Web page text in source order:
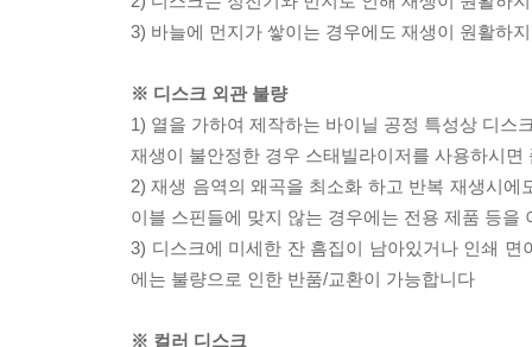
3) 바늘에 먼지가 쌓이는 경우에도 재생이 원활하
※ 디스크 외관 불량
1) 열을 가하여 제작하는 바이닐 공정 특성상 디스
재생이 불안정한 경우 스태빌라이저를 사용하시
2) 재생 음역의 왜곡을 최소화 하고 반복 재생시
이블 스핀들에 맞지 않는 경우에는 전용 제품 등
3) 디스크에 미세한 잔 흠집이 남아있거나 인쇄
에는 불량으로 인한 반품/교환이 가능합니다
※ 컬러 디스크